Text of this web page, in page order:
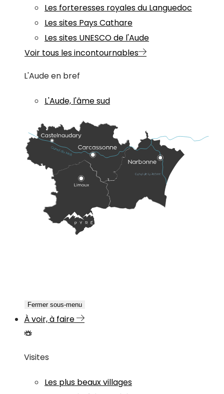
Les forteresses royales du Languedoc
Les sites Pays Cathare
Les sites UNESCO de l'Aude
Voir tous les incontournables
L'Aude en bref
L'Aude, l'âme sud
Fermer sous-menu
À voir, à faire
Visites
Les plus beaux villages